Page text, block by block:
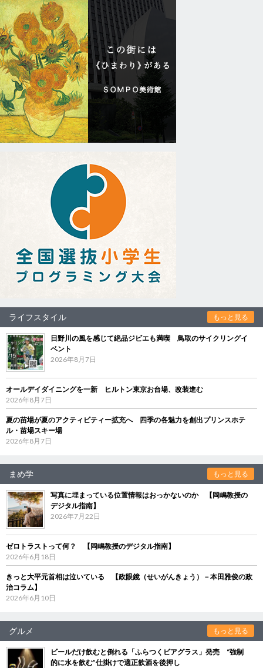
ライフスタイル もっと見る
日野川の風を感じて絶品ジビエも満喫 鳥取のサイクリングイ
ベント
2026年8月7日
オールデイダイニングを一新 ヒルトン東京お台場、改装進む
2026年8月7日
夏の苗場が夏のアクティビティー拡充へ 四季の各魅力を創出プリンスホテ
ル・苗場スキー場
2026年8月7日
まめ学 もっと見る
写真に埋まっている位置情報はおっかないのか 【岡嶋教授の
デジタル指南】
2026年7月22日
ゼロトラストって何？ 【岡嶋教授のデジタル指南】
2026年6月18日
きっと大平元首相は泣いている 【政眼鏡（せいがんきょう）－本田雅俊の政
治コラム】
2026年6月10日
グルメ もっと見る
ビールだけ飲むと倒れる「ふらつくビアグラス」発売 “強制
的に水を飲む”仕掛けで適正飲酒を後押し